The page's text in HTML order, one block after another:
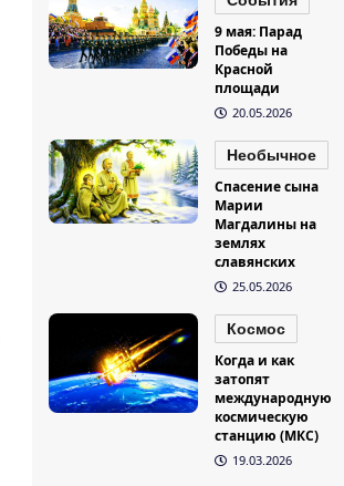
9 мая: Парад
Победы на
Красной
площади
20.05.2026
Необычное
Спасение сына
Марии
Магдалины на
землях
славянских
25.05.2026
Космос
Когда и как
затопят
международную
космическую
станцию (МКС)
19.03.2026